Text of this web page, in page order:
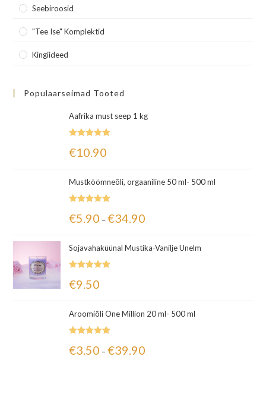
Seebiroosid
"Tee Ise" Komplektid
Kingiideed
Populaarseimad Tooted
Aafrika must seep 1 kg
5.00/ 5
€10.90
Mustköömneõli, orgaaniline 50 ml- 500 ml
5.00 / 5
€5.90 – €34.90
Sojavahaküünal Mustika-Vanilje Unelm
5.00 / 5
€9.50
Aroomiõli One Million 20 ml- 500 ml
5.00/ 5
€3.50 – €39.90